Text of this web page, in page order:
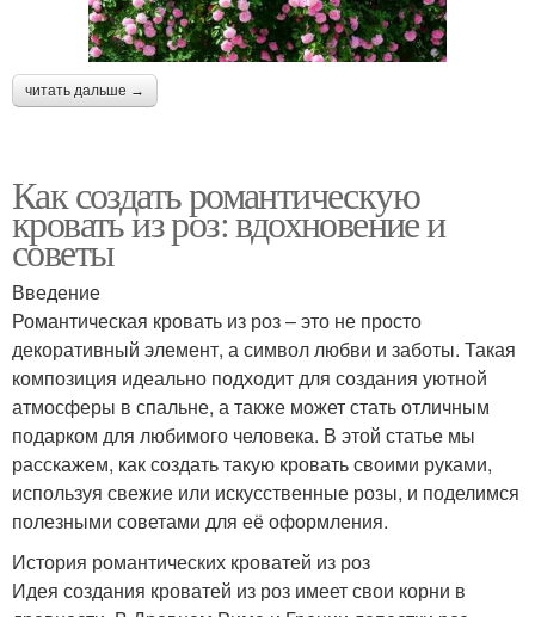
читать дальше →
Как создать романтическую
кровать из роз: вдохновение и
советы
Введение
Романтическая кровать из роз – это не просто
декоративный элемент, а символ любви и заботы. Такая
композиция идеально подходит для создания уютной
атмосферы в спальне, а также может стать отличным
подарком для любимого человека. В этой статье мы
расскажем, как создать такую кровать своими руками,
используя свежие или искусственные розы, и поделимся
полезными советами для её оформления.
История романтических кроватей из роз
Идея создания кроватей из роз имеет свои корни в